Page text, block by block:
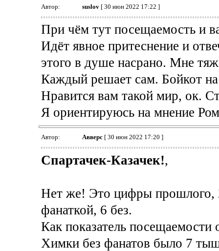
Автор: suslov[ 30 июн 2022 17:22 ]
При чём тут посещаемость и
Идёт явное притеснение и
этого в душе насрано. Мне
Каждый решает сам. Бойкот
Нравится вам такой мир, ок.
Я ориентируюсь на мнение
Автор: Авверс[ 30 июн 2022 17:20 ]
Спартачек-Казачек!,
Нет же! Это цифры прошлого,
фанаткой, 6 без.
Как показатель посещаемости
Химки без фанатов было 7